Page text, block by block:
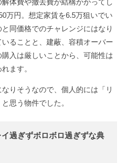
万円。想定家賃を6.5万狙いでい
同価格でのチャレンジにはなり
ることと、建蔽、容積オーバー
入は厳しいことから、可能性は
ます。
りそうなので、個人的には「リ
思う物件でした。
イ過ぎずボロボロ過ぎずな典